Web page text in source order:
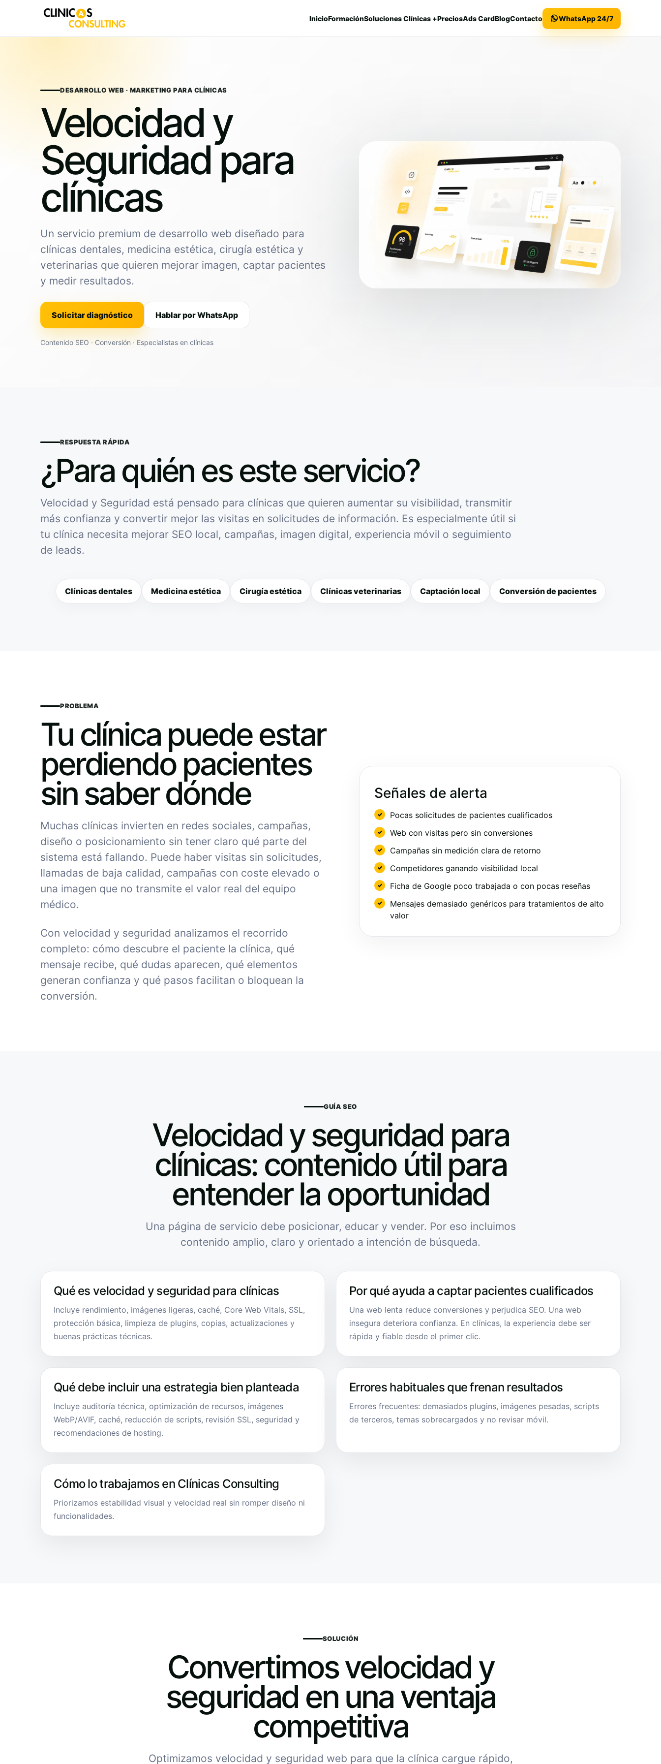
InicioFormaciónSoluciones Clínicas +PreciosAds CardBlogContacto WhatsApp 24/7
DESARROLLO WEB · MARKETING PARA CLÍNICAS
Velocidad y
Seguridad para
clínicas
Un servicio premium de desarrollo web diseñado para
clínicas dentales, medicina estética, cirugía estética y
veterinarias que quieren mejorar imagen, captar pacientes
y medir resultados.
Solicitar diagnóstico Hablar por WhatsApp
Contenido SEO · Conversión · Especialistas en clínicas
RESPUESTA RÁPIDA
¿Para quién es este servicio?
Velocidad y Seguridad está pensado para clínicas que quieren aumentar su visibilidad, transmitir
más confianza y convertir mejor las visitas en solicitudes de información. Es especialmente útil si
tu clínica necesita mejorar SEO local, campañas, imagen digital, experiencia móvil o seguimiento
de leads.
Clínicas dentales Medicina estética Cirugía estética Clínicas veterinarias Captación local Conversión de pacientes
PROBLEMA
Tu clínica puede estar
perdiendo pacientes
sin saber dónde
Muchas clínicas invierten en redes sociales, campañas,
diseño o posicionamiento sin tener claro qué parte del
sistema está fallando. Puede haber visitas sin solicitudes,
llamadas de baja calidad, campañas con coste elevado o
una imagen que no transmite el valor real del equipo
médico.
Con velocidad y seguridad analizamos el recorrido
completo: cómo descubre el paciente la clínica, qué
mensaje recibe, qué dudas aparecen, qué elementos
generan confianza y qué pasos facilitan o bloquean la
conversión.
Señales de alerta
Pocas solicitudes de pacientes cualificados
Web con visitas pero sin conversiones
Campañas sin medición clara de retorno
Competidores ganando visibilidad local
Ficha de Google poco trabajada o con pocas reseñas
Mensajes demasiado genéricos para tratamientos de alto
valor
GUÍA SEO
Velocidad y seguridad para
clínicas: contenido útil para
entender la oportunidad
Una página de servicio debe posicionar, educar y vender. Por eso incluimos
contenido amplio, claro y orientado a intención de búsqueda.
Qué es velocidad y seguridad para clínicas
Incluye rendimiento, imágenes ligeras, caché, Core Web Vitals, SSL,
protección básica, limpieza de plugins, copias, actualizaciones y
buenas prácticas técnicas.
Por qué ayuda a captar pacientes cualificados
Una web lenta reduce conversiones y perjudica SEO. Una web
insegura deteriora confianza. En clínicas, la experiencia debe ser
rápida y fiable desde el primer clic.
Qué debe incluir una estrategia bien planteada
Incluye auditoría técnica, optimización de recursos, imágenes
WebP/AVIF, caché, reducción de scripts, revisión SSL, seguridad y
recomendaciones de hosting.
Errores habituales que frenan resultados
Errores frecuentes: demasiados plugins, imágenes pesadas, scripts
de terceros, temas sobrecargados y no revisar móvil.
Cómo lo trabajamos en Clínicas Consulting
Priorizamos estabilidad visual y velocidad real sin romper diseño ni
funcionalidades.
SOLUCIÓN
Convertimos velocidad y
seguridad en una ventaja
competitiva
Optimizamos velocidad y seguridad web para que la clínica cargue rápido,